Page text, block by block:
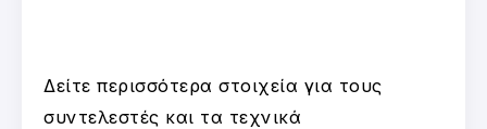
Δείτε περισσότερα στοιχεία για τους
συντελεστές και τα τεχνικά